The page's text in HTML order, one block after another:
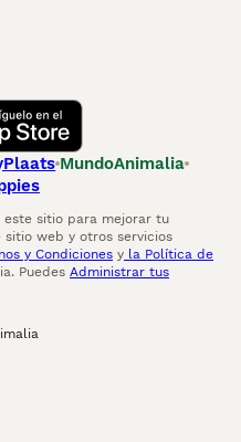
MundoAnimalia
este sitio para mejorar tu
sitio web y otros servicios
y Condiciones y la Política de
Puedes Administrar tus